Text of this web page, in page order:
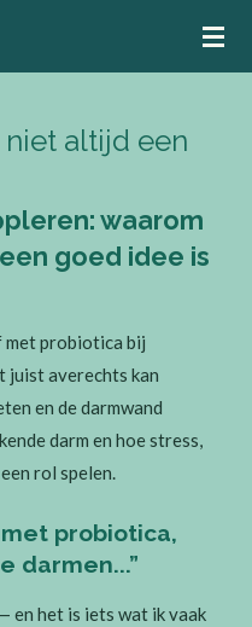
altijd een
waarom
goed idee is
met probiotica bij
juist averechts kan
en de darmwand
darm en hoe stress,
rol spelen.
probiotica,
darmen...”
en het is iets wat ik vaak